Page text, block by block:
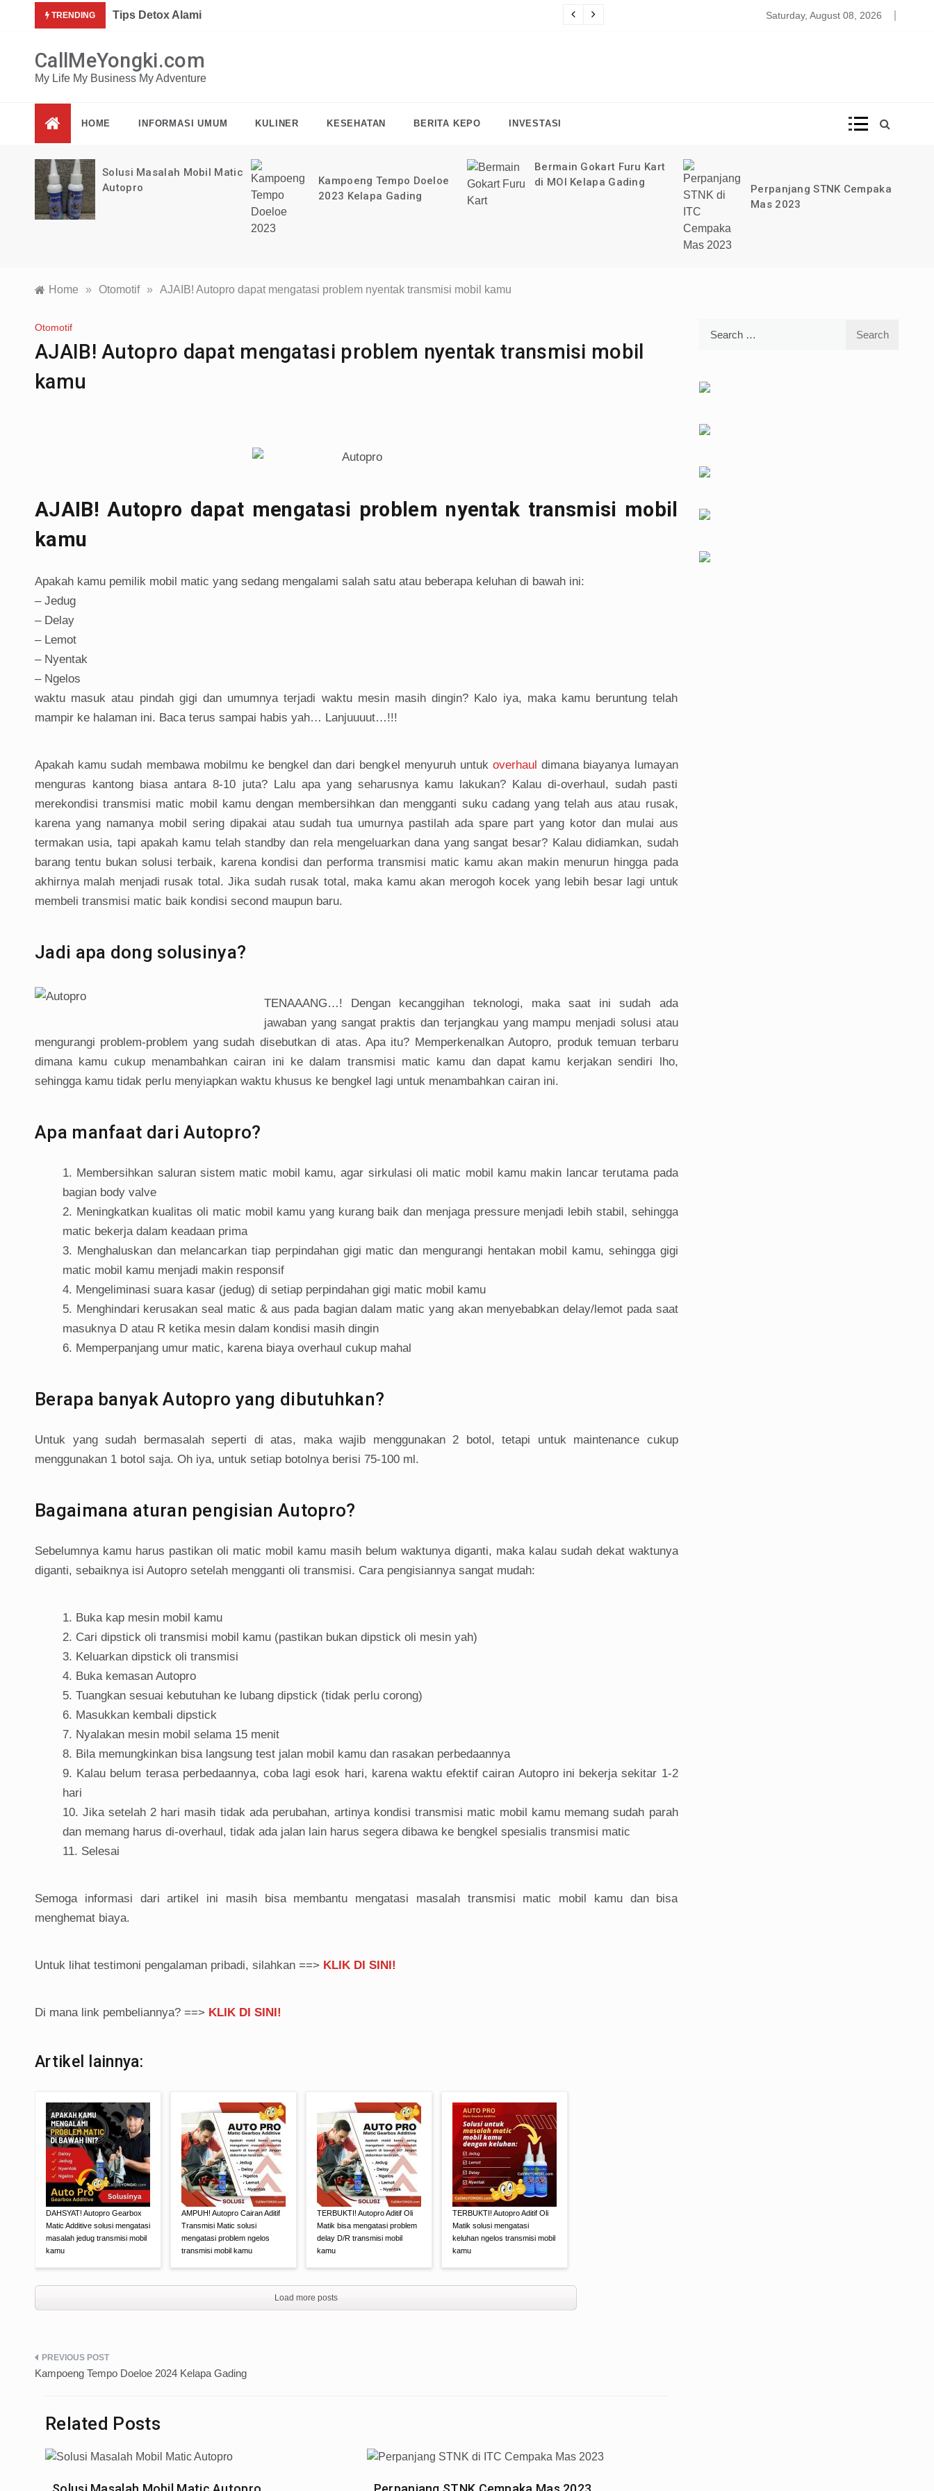
Mau dapat tutorial digital marketing GRATIS selama 1 TAHUN?
TRENDING Tips Detox Alami Food Court Lima Lima Taman AnggrekSaturday, August 08, 2026
CallMeYongki.com
My Life My Business My Adventure
HOME INFORMASI UMUM KULINER KESEHATAN BERITA KEPO INVESTASI
Solusi Masalah Mobil Matic
Autopro
Kampoeng Tempo Doeloe
2023 Kelapa Gading
Bermain Gokart Furu Kart
di MOI Kelapa Gading
Perpanjang STNK Cempaka
Mas 2023
Home » Otomotif » AJAIB! Autopro dapat mengatasi problem nyentak transmisi mobil kamu
Otomotif
AJAIB! Autopro dapat mengatasi problem nyentak transmisi mobil
kamu
AJAIB! Autopro dapat mengatasi problem nyentak transmisi mobil
kamu
Apakah kamu pemilik mobil matic yang sedang mengalami salah satu atau beberapa keluhan di bawah ini:
– Jedug
– Delay
– Lemot
– Nyentak
– Ngelos
waktu masuk atau pindah gigi dan umumnya terjadi waktu mesin masih dingin? Kalo iya, maka kamu beruntung telah
mampir ke halaman ini. Baca terus sampai habis yah… Lanjuuuut…!!!
Apakah kamu sudah membawa mobilmu ke bengkel dan dari bengkel menyuruh untuk overhaul dimana biayanya lumayan
menguras kantong biasa antara 8-10 juta? Lalu apa yang seharusnya kamu lakukan? Kalau di-overhaul, sudah pasti
merekondisi transmisi matic mobil kamu dengan membersihkan dan mengganti suku cadang yang telah aus atau rusak,
karena yang namanya mobil sering dipakai atau sudah tua umurnya pastilah ada spare part yang kotor dan mulai aus
termakan usia, tapi apakah kamu telah standby dan rela mengeluarkan dana yang sangat besar? Kalau didiamkan, sudah
barang tentu bukan solusi terbaik, karena kondisi dan performa transmisi matic kamu akan makin menurun hingga pada
akhirnya malah menjadi rusak total. Jika sudah rusak total, maka kamu akan merogoh kocek yang lebih besar lagi untuk
membeli transmisi matic baik kondisi second maupun baru.
Jadi apa dong solusinya?
TENAAANG…! Dengan kecanggihan teknologi, maka saat ini sudah ada
jawaban yang sangat praktis dan terjangkau yang mampu menjadi solusi atau
mengurangi problem-problem yang sudah disebutkan di atas. Apa itu? Memperkenalkan Autopro, produk temuan terbaru
dimana kamu cukup menambahkan cairan ini ke dalam transmisi matic kamu dan dapat kamu kerjakan sendiri lho,
sehingga kamu tidak perlu menyiapkan waktu khusus ke bengkel lagi untuk menambahkan cairan ini.
Apa manfaat dari Autopro?
Membersihkan saluran sistem matic mobil kamu, agar sirkulasi oli matic mobil kamu makin lancar terutama pada
bagian body valve
Meningkatkan kualitas oli matic mobil kamu yang kurang baik dan menjaga pressure menjadi lebih stabil, sehingga
matic bekerja dalam keadaan prima
Menghaluskan dan melancarkan tiap perpindahan gigi matic dan mengurangi hentakan mobil kamu, sehingga gigi
matic mobil kamu menjadi makin responsif
Mengeliminasi suara kasar (jedug) di setiap perpindahan gigi matic mobil kamu
Menghindari kerusakan seal matic & aus pada bagian dalam matic yang akan menyebabkan delay/lemot pada saat
masuknya D atau R ketika mesin dalam kondisi masih dingin
Memperpanjang umur matic, karena biaya overhaul cukup mahal
Berapa banyak Autopro yang dibutuhkan?
Untuk yang sudah bermasalah seperti di atas, maka wajib menggunakan 2 botol, tetapi untuk maintenance cukup
menggunakan 1 botol saja. Oh iya, untuk setiap botolnya berisi 75-100 ml.
Bagaimana aturan pengisian Autopro?
Sebelumnya kamu harus pastikan oli matic mobil kamu masih belum waktunya diganti, maka kalau sudah dekat waktunya
diganti, sebaiknya isi Autopro setelah mengganti oli transmisi. Cara pengisiannya sangat mudah:
Buka kap mesin mobil kamu
Cari dipstick oli transmisi mobil kamu (pastikan bukan dipstick oli mesin yah)
Keluarkan dipstick oli transmisi
Buka kemasan Autopro
Tuangkan sesuai kebutuhan ke lubang dipstick (tidak perlu corong)
Masukkan kembali dipstick
Nyalakan mesin mobil selama 15 menit
Bila memungkinkan bisa langsung test jalan mobil kamu dan rasakan perbedaannya
Kalau belum terasa perbedaannya, coba lagi esok hari, karena waktu efektif cairan Autopro ini bekerja sekitar 1-2
hari
Jika setelah 2 hari masih tidak ada perubahan, artinya kondisi transmisi matic mobil kamu memang sudah parah
dan memang harus di-overhaul, tidak ada jalan lain harus segera dibawa ke bengkel spesialis transmisi matic
Selesai
Semoga informasi dari artikel ini masih bisa membantu mengatasi masalah transmisi matic mobil kamu dan bisa
menghemat biaya.
Untuk lihat testimoni pengalaman pribadi, silahkan ==> KLIK DI SINI!
Di mana link pembeliannya? ==> KLIK DI SINI!
Artikel lainnya:
DAHSYAT! Autopro Gearbox
Matic Additive solusi mengatasi
masalah jedug transmisi mobil
kamu
AMPUH! Autopro Cairan Aditif
Transmisi Matic solusi
mengatasi problem ngelos
transmisi mobil kamu
TERBUKTI! Autopro Aditif Oli
Matik bisa mengatasi problem
delay D/R transmisi mobil
kamu
TERBUKTI! Autopro Aditif Oli
Matik solusi mengatasi
keluhan ngelos transmisi mobil
kamu
Load more posts
Post
Kampoeng Tempo Doeloe 2024 Kelapa Gading
Related Posts